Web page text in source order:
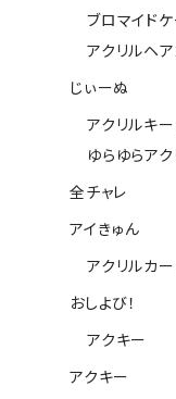
ブロマイドケ
アクリルヘ
じぃーぬ
アクリルキ
ゆらゆらア
全チャレ
アイきゅん
アクリルカー
おしよび！
アクキー
アクキー